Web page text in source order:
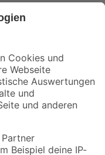
mehr verpassen!